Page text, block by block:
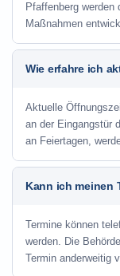
Pfaffenberg werden
Maßnahmen
Wie erfahre ich
Aktuelle
an der Eingangstür
an Feiertagen,
Kann ich meinen
Termine können
werden. Die
Termin anderweitig